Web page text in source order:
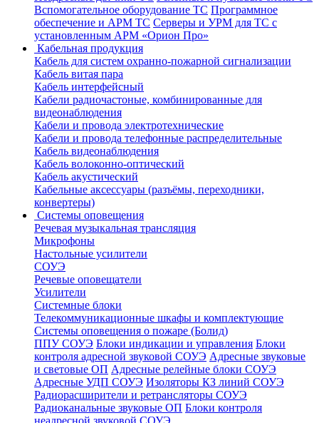
Вспомогательное оборудование ТС Программное
обеспечение и АРМ ТС Серверы и УРМ для ТС с
установленным АРМ «Орион Про»
Кабельная продукция
Кабель для систем охранно-пожарной сигнализации
Кабель витая пара
Кабель интерфейсный
Кабели радиочастоные, комбинированные для
видеонаблюдения
Кабели и провода электротехнические
Кабели и провода телефонные распределительные
Кабель видеонаблюдения
Кабель волоконно-оптический
Кабель акустический
Кабельные аксессуары (разъёмы, переходники,
конвертеры)
Системы оповещения
Речевая музыкальная трансляция
Микрофоны
Настольные усилители
СОУЭ
Речевые оповещатели
Усилители
Системные блоки
Телекоммуникационные шкафы и комплектующие
Системы оповещения о пожаре (Болид)
ППУ СОУЭ Блоки индикации и управления Блоки
контроля адресной звуковой СОУЭ Адресные звуковые
и световые ОП Адресные релейные блоки СОУЭ
Адресные УДП СОУЭ Изоляторы КЗ линий СОУЭ
Радиорасширители и ретрансляторы СОУЭ
Радиоканальные звуковые ОП Блоки контроля
неадресной звуковой СОУЭ